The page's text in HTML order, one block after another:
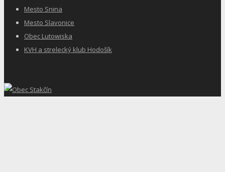
Mesto Snina
Mesto Slavonice
Obec Lutowiska
KVH a strelecký klub Hodošík